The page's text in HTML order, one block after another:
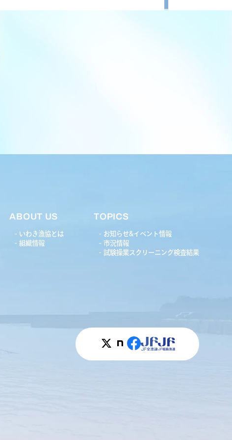
ABOUT US
いわき漁協とは
組織情報
TOPICS
お知らせ&イベント情報
市況情報
試験操業スクリーニング検査結果